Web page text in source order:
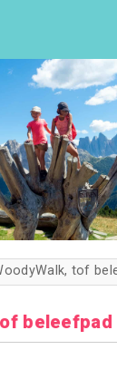
beleefpad